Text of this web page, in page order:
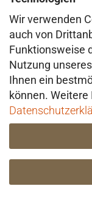
Wir verwenden
auch von
Funktionsweise
Nutzung
Ihnen ein
können.
VERSAND
Der Versand
Konstanz
DHL. Bei
die
Versand
Dienstleister.